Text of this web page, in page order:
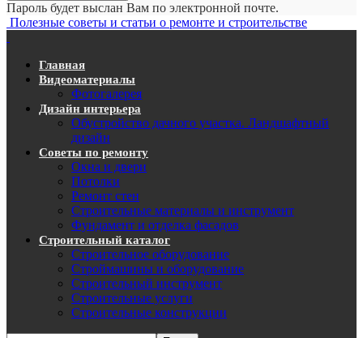
Пароль будет выслан Вам по электронной почте.
Полезные советы и статьи о ремонте и строительстве
Главная
Видеоматериалы
Фотогалерея
Дизайн интерьера
Обустройство дачного участка. Ландшафтный
дизайн
Советы по ремонту
Окна и двери
Потолки
Ремонт стен
Строительные материалы и инструмент
Фундамент и отделка фасадов
Строительный каталог
Строительное оборудование
Строймашины и оборудование
Строительный инструмент
Строительные услуги
Строительные конструкции